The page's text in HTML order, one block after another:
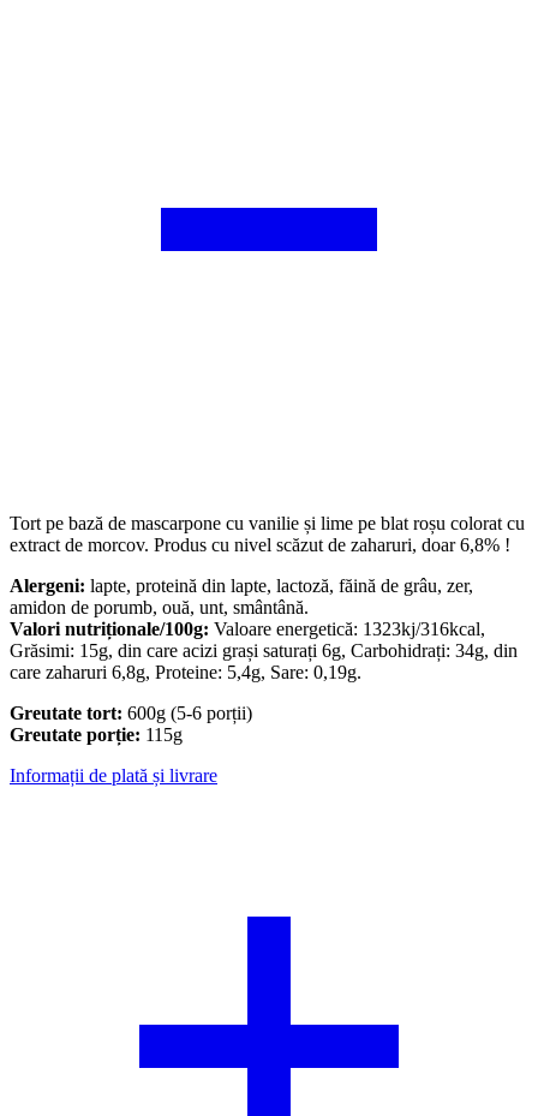
Tort pe bază de mascarpone cu vanilie și lime pe blat roșu colorat cu
extract de morcov. Produs cu nivel scăzut de zaharuri, doar 6,8% !
Alergeni: lapte, proteină din lapte, lactoză, făină de grâu, zer,
amidon de porumb, ouă, unt, smântână.
Valori nutriționale/100g: Valoare energetică: 1323kj/316kcal,
Grăsimi: 15g, din care acizi grași saturați 6g, Carbohidrați: 34g, din
care zaharuri 6,8g, Proteine: 5,4g, Sare: 0,19g.
Greutate tort: 600g (5-6 porții)
Greutate porție: 115g
Informații de plată și livrare